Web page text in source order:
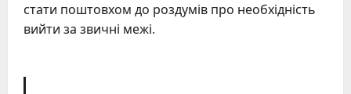
стати поштовхом до роздумів про необхідність
вийти за звичні межі.